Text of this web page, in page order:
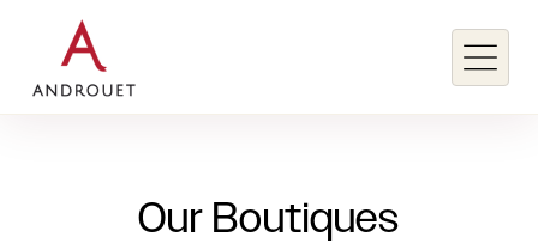
Our Boutiques